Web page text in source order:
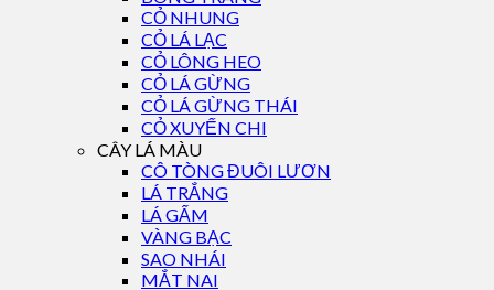
CỎ NHUNG
CỎ LÁ LẠC
CỎ LÔNG HEO
CỎ LÁ GỪNG
CỎ LÁ GỪNG THÁI
CỎ XUYẾN CHI
CÂY LÁ MÀU
CÔ TÒNG ĐUÔI LƯƠN
LÁ TRẮNG
LÁ GẤM
VÀNG BẠC
SAO NHÁI
MẮT NAI